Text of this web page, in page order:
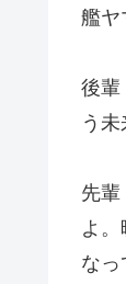
艦ヤ
後輩
う未
先
よ
なっ